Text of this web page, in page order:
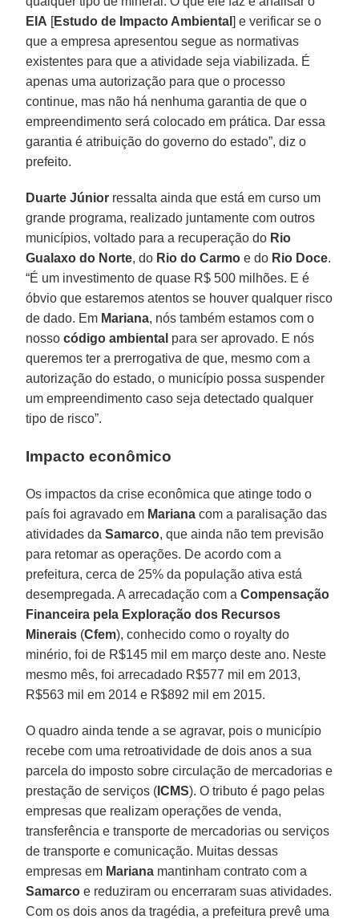
EIA [Estudo de Impacto Ambiental] e verificar se o
que a empresa apresentou segue as normativas
existentes para que a atividade seja viabilizada. É
apenas uma autorização para que o processo
continue, mas não há nenhuma garantia de que o
empreendimento será colocado em prática. Dar essa
garantia é atribuição do governo do estado”, diz o
prefeito.
Duarte Júnior ressalta ainda que está em curso um
grande programa, realizado juntamente com outros
municípios, voltado para a recuperação do Rio
Gualaxo do Norte, do Rio do Carmo e do Rio Doce.
“É um investimento de quase R$ 500 milhões. E é
óbvio que estaremos atentos se houver qualquer risco
de dado. Em Mariana, nós também estamos com o
nossocódigo ambiental para ser aprovado. E nós
queremos ter a prerrogativa de que, mesmo com a
autorização do estado, o município possa suspender
um empreendimento caso seja detectado qualquer
tipo de risco”.
Impacto econômico
Os impactos da crise econômica que atinge todo o
país foi agravado em Mariana com a paralisação das
atividades daSamarco, que ainda não tem previsão
para retomar as operações. De acordo com a
prefeitura, cerca de 25% da população ativa está
desempregada. A arrecadação com aCompensação
Financeira pela Exploração dos Recursos
Minerais (Cfem), conhecido como o royalty do
minério, foi de R$145 mil em março deste ano. Neste
mesmo mês, foi arrecadado R$577 mil em 2013,
R$563 mil em 2014 e R$892 mil em 2015.
O quadro ainda tende a se agravar, pois o município
recebe com uma retroatividade de dois anos a sua
parcela do imposto sobre circulação de mercadorias e
prestação de serviços ( ICMS). O tributo é pago pelas
empresas que realizam operações de venda,
transferência e transporte de mercadorias ou serviços
de transporte e comunicação. Muitas dessas
empresas em Mariana mantinham contrato com a
Samarco e reduziram ou encerraram suas atividades.
Com os dois anos da tragédia, a prefeitura prevê uma